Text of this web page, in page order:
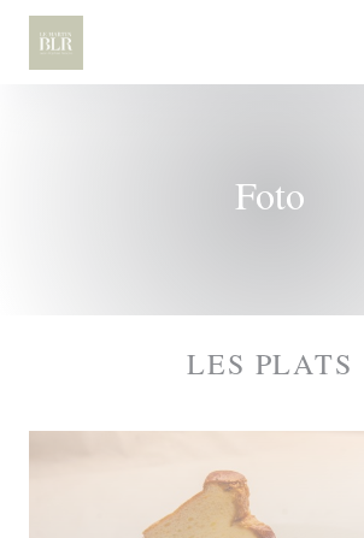
Personalizzazione delle tue scelte sui cookie
Foto
LES PLATS